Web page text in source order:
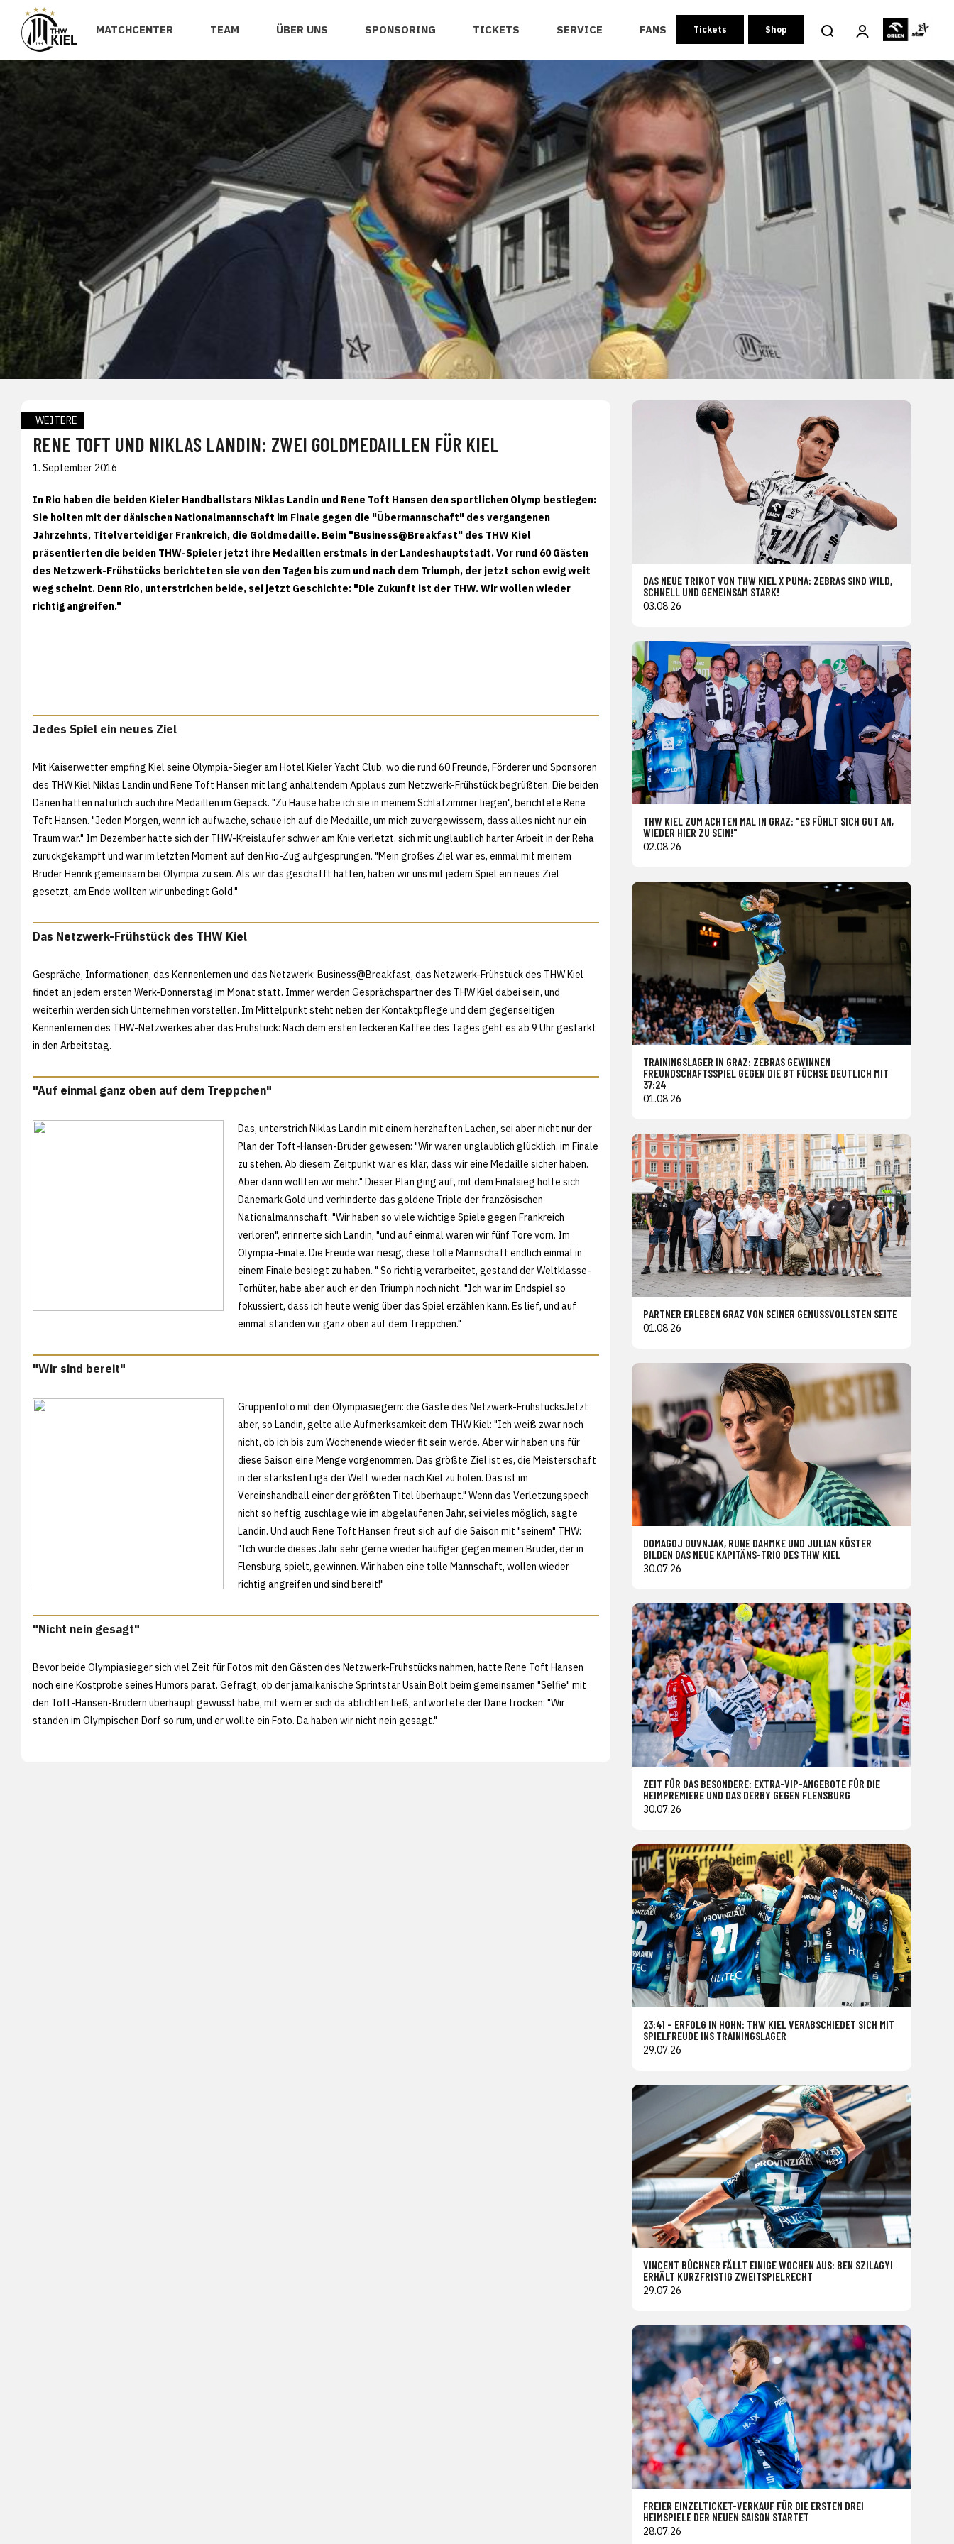
MATCHCENTER TEAM ÜBER UNS SPONSORING TICKETS SERVICE FANS Tickets Shop
WEITERE
RENE TOFT UND NIKLAS LANDIN: ZWEI GOLDMEDAILLEN FÜR KIEL
1. September 2016
In Rio haben die beiden Kieler Handballstars Niklas Landin und Rene Toft Hansen den sportlichen Olymp bestiegen:
Sie holten mit der dänischen Nationalmannschaft im Finale gegen die "Übermannschaft" des vergangenen
Jahrzehnts, Titelverteidiger Frankreich, die Goldmedaille. Beim "Business@Breakfast" des THW Kiel
präsentierten die beiden THW-Spieler jetzt ihre Medaillen erstmals in der Landeshauptstadt. Vor rund 60 Gästen
des Netzwerk-Frühstücks berichteten sie von den Tagen bis zum und nach dem Triumph, der jetzt schon ewig weit
weg scheint. Denn Rio, unterstrichen beide, sei jetzt Geschichte: "Die Zukunft ist der THW. Wir wollen wieder
richtig angreifen."
Jedes Spiel ein neues Ziel
Mit Kaiserwetter empfing Kiel seine Olympia-Sieger am Hotel Kieler Yacht Club, wo die rund 60 Freunde, Förderer und Sponsoren
des THW Kiel Niklas Landin und Rene Toft Hansen mit lang anhaltendem Applaus zum Netzwerk-Frühstück begrüßten. Die beiden
Dänen hatten natürlich auch ihre Medaillen im Gepäck. "Zu Hause habe ich sie in meinem Schlafzimmer liegen", berichtete Rene
Toft Hansen. "Jeden Morgen, wenn ich aufwache, schaue ich auf die Medaille, um mich zu vergewissern, dass alles nicht nur ein
Traum war." Im Dezember hatte sich der THW-Kreisläufer schwer am Knie verletzt, sich mit unglaublich harter Arbeit in der Reha
zurückgekämpft und war im letzten Moment auf den Rio-Zug aufgesprungen. "Mein großes Ziel war es, einmal mit meinem
Bruder Henrik gemeinsam bei Olympia zu sein. Als wir das geschafft hatten, haben wir uns mit jedem Spiel ein neues Ziel
gesetzt, am Ende wollten wir unbedingt Gold."
Das Netzwerk-Frühstück des THW Kiel
Gespräche, Informationen, das Kennenlernen und das Netzwerk: Business@Breakfast, das Netzwerk-Frühstück des THW Kiel
findet an jedem ersten Werk-Donnerstag im Monat statt. Immer werden Gesprächspartner des THW Kiel dabei sein, und
weiterhin werden sich Unternehmen vorstellen. Im Mittelpunkt steht neben der Kontaktpflege und dem gegenseitigen
Kennenlernen des THW-Netzwerkes aber das Frühstück: Nach dem ersten leckeren Kaffee des Tages geht es ab 9 Uhr gestärkt
in den Arbeitstag.
"Auf einmal ganz oben auf dem Treppchen"
Das, unterstrich Niklas Landin mit einem herzhaften Lachen, sei aber nicht nur der
Plan der Toft-Hansen-Brüder gewesen: "Wir waren unglaublich glücklich, im Finale
zu stehen. Ab diesem Zeitpunkt war es klar, dass wir eine Medaille sicher haben.
Aber dann wollten wir mehr." Dieser Plan ging auf, mit dem Finalsieg holte sich
Dänemark Gold und verhinderte das goldene Triple der französischen
Nationalmannschaft. "Wir haben so viele wichtige Spiele gegen Frankreich
verloren", erinnerte sich Landin, "und auf einmal waren wir fünf Tore vorn. Im
Olympia-Finale. Die Freude war riesig, diese tolle Mannschaft endlich einmal in
einem Finale besiegt zu haben. " So richtig verarbeitet, gestand der Weltklasse-
Torhüter, habe aber auch er den Triumph noch nicht. "Ich war im Endspiel so
fokussiert, dass ich heute wenig über das Spiel erzählen kann. Es lief, und auf
einmal standen wir ganz oben auf dem Treppchen."
"Wir sind bereit"
Gruppenfoto mit den Olympiasiegern: die Gäste des Netzwerk-FrühstücksJetzt
aber, so Landin, gelte alle Aufmerksamkeit dem THW Kiel: "Ich weiß zwar noch
nicht, ob ich bis zum Wochenende wieder fit sein werde. Aber wir haben uns für
diese Saison eine Menge vorgenommen. Das größte Ziel ist es, die Meisterschaft
in der stärksten Liga der Welt wieder nach Kiel zu holen. Das ist im
Vereinshandball einer der größten Titel überhaupt." Wenn das Verletzungspech
nicht so heftig zuschlage wie im abgelaufenen Jahr, sei vieles möglich, sagte
Landin. Und auch Rene Toft Hansen freut sich auf die Saison mit "seinem" THW:
"Ich würde dieses Jahr sehr gerne wieder häufiger gegen meinen Bruder, der in
Flensburg spielt, gewinnen. Wir haben eine tolle Mannschaft, wollen wieder
richtig angreifen und sind bereit!"
"Nicht nein gesagt"
Bevor beide Olympiasieger sich viel Zeit für Fotos mit den Gästen des Netzwerk-Frühstücks nahmen, hatte Rene Toft Hansen
noch eine Kostprobe seines Humors parat. Gefragt, ob der jamaikanische Sprintstar Usain Bolt beim gemeinsamen "Selfie" mit
den Toft-Hansen-Brüdern überhaupt gewusst habe, mit wem er sich da ablichten ließ, antwortete der Däne trocken: "Wir
standen im Olympischen Dorf so rum, und er wollte ein Foto. Da haben wir nicht nein gesagt."
DAS NEUE TRIKOT VON THW KIEL X PUMA: ZEBRAS SIND WILD,
SCHNELL UND GEMEINSAM STARK!
03.08.26
THW KIEL ZUM ACHTEN MAL IN GRAZ: "ES FÜHLT SICH GUT AN,
WIEDER HIER ZU SEIN!"
02.08.26
TRAININGSLAGER IN GRAZ: ZEBRAS GEWINNEN
FREUNDSCHAFTSSPIEL GEGEN DIE BT FÜCHSE DEUTLICH MIT
37:24
01.08.26
PARTNER ERLEBEN GRAZ VON SEINER GENUSSVOLLSTEN SEITE
01.08.26
DOMAGOJ DUVNJAK, RUNE DAHMKE UND JULIAN KÖSTER
BILDEN DAS NEUE KAPITÄNS-TRIO DES THW KIEL
30.07.26
ZEIT FÜR DAS BESONDERE: EXTRA-VIP-ANGEBOTE FÜR DIE
HEIMPREMIERE UND DAS DERBY GEGEN FLENSBURG
30.07.26
23:41 – ERFOLG IN HOHN: THW KIEL VERABSCHIEDET SICH MIT
SPIELFREUDE INS TRAININGSLAGER
29.07.26
VINCENT BÜCHNER FÄLLT EINIGE WOCHEN AUS: BEN SZILAGYI
ERHÄLT KURZFRISTIG ZWEITSPIELRECHT
29.07.26
FREIER EINZELTICKET-VERKAUF FÜR DIE ERSTEN DREI
HEIMSPIELE DER NEUEN SAISON STARTET
28.07.26